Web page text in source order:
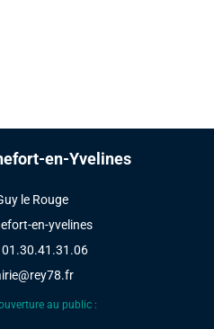
en-Yvelines
le Rouge
en-yvelines
01.30.41.31.06
au public :